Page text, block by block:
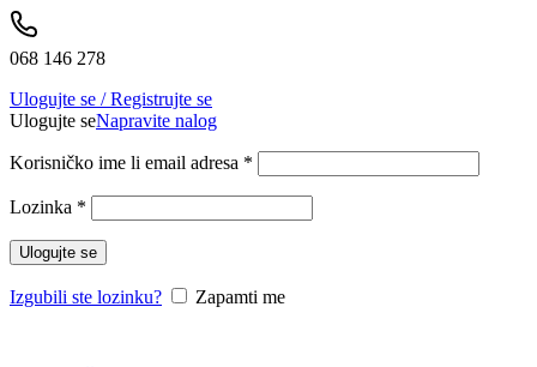
068 146 278
Ulogujte se / Registrujte se
Ulogujte seNapravite nalog
Korisničko ime li email adresa *
Lozinka *
Ulogujte se
Izgubili ste lozinku? Zapamti me